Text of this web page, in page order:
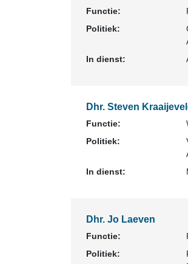
Functie:
Politiek:
In dienst:
Dhr. Steven
Functie:
Politiek:
In dienst:
Dhr. Jo Laeven
Functie:
Politiek: